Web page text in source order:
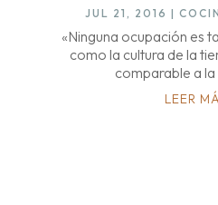
JUL 21, 2016 |
«Ninguna ocupación es
como la cultura de la
comparable a
LEER